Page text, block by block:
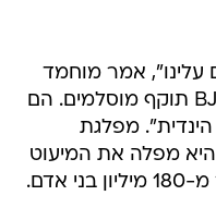
עלינו", אמר מוחמד
שאקיר, מפגין נגד החוק. "ה-BJP תוקף מוסלמים. הם
מפלגת
מפלה את המיעוט
אדם.